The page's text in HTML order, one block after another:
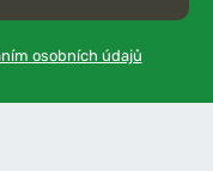
osobních údajů